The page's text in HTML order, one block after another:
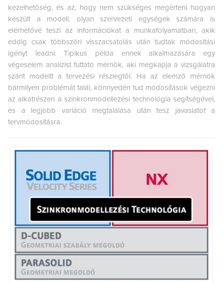
kezelhetőség, és az, hogy nem szükséges megérteni hogyan
készült a modell, olyan szervezeti egységek számára is
elérhetővé teszi az információkat a munkafolyamatban, akik
eddig csak többszöri visszacsatolás után tudtak módosítási
igényt leadni. Tipikus példa ennek alkalmazására egy
végeselem analízist futtató mérnök, aki megkapja a vizsgálatra
szánt modellt a tervezési részlegtől. Ha az elemző mérnök
bármilyen problémát talál, könnyedén tud módosítások végezni
az alkatrészen a szinkronmodellezési technológia segítségével,
és a legjobb variáció megtalálása után tesz javaslatot a
tervmódosításra.